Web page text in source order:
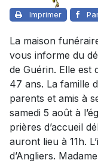
Imprimer
La maison
vous informe du
de Guérin. Elle est
47 ans. La famille
parents et amis à
samedi 5 août à
prières d’accueil
auront lieu à 11h.
d’Angliers.